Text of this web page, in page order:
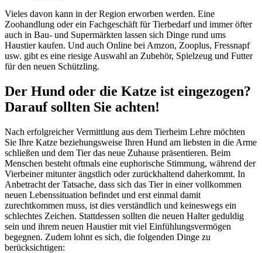
Vieles davon kann in der Region erworben werden. Eine
Zoohandlung oder ein Fachgeschäft für Tierbedarf und immer öfter
auch in Bau- und Supermärkten lassen sich Dinge rund ums
Haustier kaufen. Und auch Online bei Amzon, Zooplus, Fressnapf
usw. gibt es eine riesige Auswahl an Zubehör, Spielzeug und Futter
für den neuen Schützling.
Der Hund oder die Katze ist eingezogen?
Darauf sollten Sie achten!
Nach erfolgreicher Vermittlung aus dem Tierheim Lehre möchten
Sie Ihre Katze beziehungsweise Ihren Hund am liebsten in die Arme
schließen und dem Tier das neue Zuhause präsentieren. Beim
Menschen besteht oftmals eine euphorische Stimmung, während der
Vierbeiner mitunter ängstlich oder zurückhaltend daherkommt. In
Anbetracht der Tatsache, dass sich das Tier in einer vollkommen
neuen Lebenssituation befindet und erst einmal damit
zurechtkommen muss, ist dies verständlich und keineswegs ein
schlechtes Zeichen. Stattdessen sollten die neuen Halter geduldig
sein und ihrem neuen Haustier mit viel Einfühlungsvermögen
begegnen. Zudem lohnt es sich, die folgenden Dinge zu
berücksichtigen: